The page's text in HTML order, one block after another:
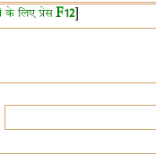
के लिए प्रेस F12]